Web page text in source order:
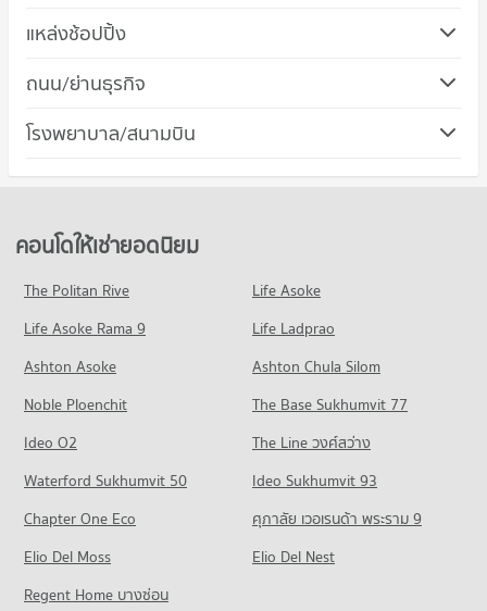
แหล่งช้อปปิ้ง
คอนโด ตลาดอมรพันธ์
คอนโดให้เช่า ตลาดอมรพันธ์
ถนน/ย่านธุรกิจ
คอนโด ถนนงามวงศ์วาน
คอนโดให้เช่า ถนนงามวงศ์วาน
ขายคอนโด ถนนงามวงศ์วาน
มีคอนโดขาย 1,817 ประกาศ
คอนโด ถนนวิภาวดีรังสิต
610 โครงการ
คอนโดให้เช่า ถนนวิภาวดีรังสิต
มีคอนโดให้เช่า 18,436 ประกาศ
ขายคอนโด ถนนวิภาวดีรังสิต
มีคอนโดขาย 7,604 ประกาศ
คอนโด ถนนพหลโยธิน
มีคอนโดให้เช่า 21,237 ประกาศ
ขายคอนโด ถนนพหลโยธิน
โรงพยาบาล/สนามบิน
คอนโดให้เช่ายอดนิยม
The Politan Rive
Life Asoke
Life Asoke Rama 9
Life Ladprao
Ashton Asoke
Ashton Chula Silom
Noble Ploenchit
The Base Sukhumvit 77
Ideo O2
The Line วงศ์สว่าง
Waterford Sukhumvit 50
Ideo Sukhumvit 93
Chapter One Eco
ศุภาลัย เวอเรนด้า พระราม 9
Elio Del Moss
Elio Del Nest
Regent Home บางซ่อน